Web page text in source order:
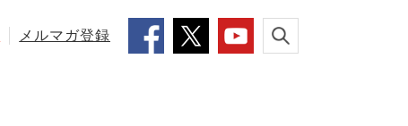
メルマガ登録